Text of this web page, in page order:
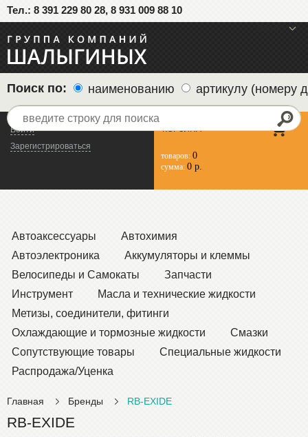
Тел.: 8 391 229 80 28, 8 931 009 88 10
Войти
Зарегистрироваться
КОРЗИНА
товаров: 0
сумма: 0 р.
Поиск по: наименованию артикулу (номеру
Автоаксессуары
Автохимия
Автоэлектроника
Аккумуляторы и клеммы
Велосипеды и Самокаты
Запчасти
Инструмент
Масла и технические жидкости
Метизы, соединители, фитинги
Охлаждающие и тормозные жидкости
Смазки
Сопутствующие товары
Специальные жидкости
Распродажа/Уценка
Главная Бренды RB-EXIDE
RB-EXIDE